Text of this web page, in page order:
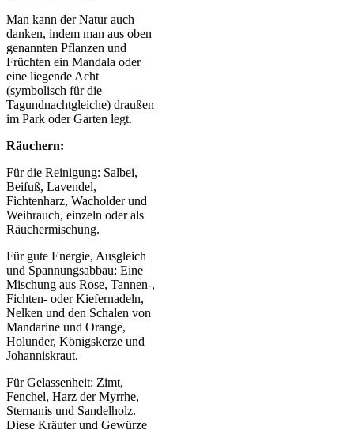
Man kann der Natur auch
danken, indem man aus oben
genannten Pflanzen und
Früchten ein Mandala oder
eine liegende Acht
(symbolisch für die
Tagundnachtgleiche) draußen
im Park oder Garten legt.
Räuchern:
Für die Reinigung: Salbei,
Beifuß, Lavendel,
Fichtenharz, Wacholder und
Weihrauch, einzeln oder als
Räuchermischung.
Für gute Energie, Ausgleich
und Spannungsabbau: Eine
Mischung aus Rose, Tannen-,
Fichten- oder Kiefernadeln,
Nelken und den Schalen von
Mandarine und Orange,
Holunder, Königskerze und
Johanniskraut.
Für Gelassenheit: Zimt,
Fenchel, Harz der Myrrhe,
Sternanis und Sandelholz.
Diese Kräuter und Gewürze